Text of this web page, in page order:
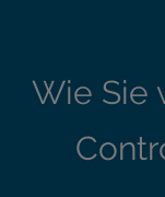
Wie Sie